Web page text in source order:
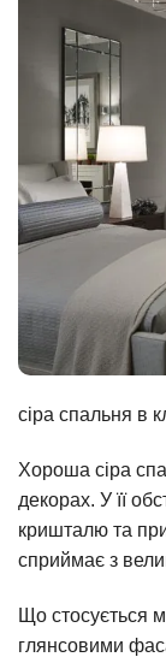
сіра спальня в
Хороша сіра
декорах. У її
кришталю та
сприймає з
Що стосується
глянсовими